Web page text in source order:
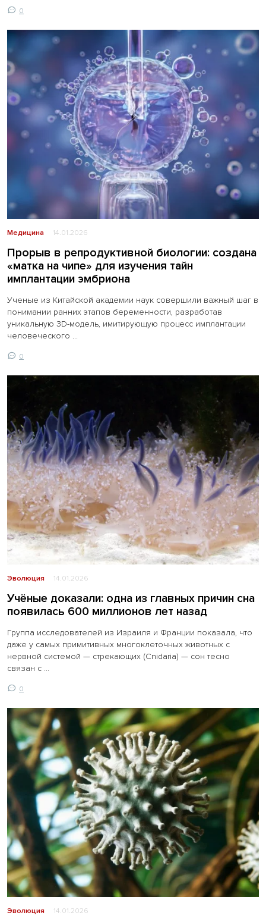
0
Медицина 14.01.2026
Прорыв в репродуктивной биологии: создана
«матка на чипе» для изучения тайн
имплантации эмбриона
Ученые из Китайской академии наук совершили важный шаг в
понимании ранних этапов беременности, разработав
уникальную 3D-модель, имитирующую процесс имплантации
человеческого ...
0
Эволюция 14.01.2026
Учёные доказали: одна из главных причин сна
появилась 600 миллионов лет назад
Группа исследователей из Израиля и Франции показала, что
даже у самых примитивных многоклеточных животных с
нервной системой — стрекающих (Cnidaria) — сон тесно
связан с ...
0
Эволюция 14.01.2026